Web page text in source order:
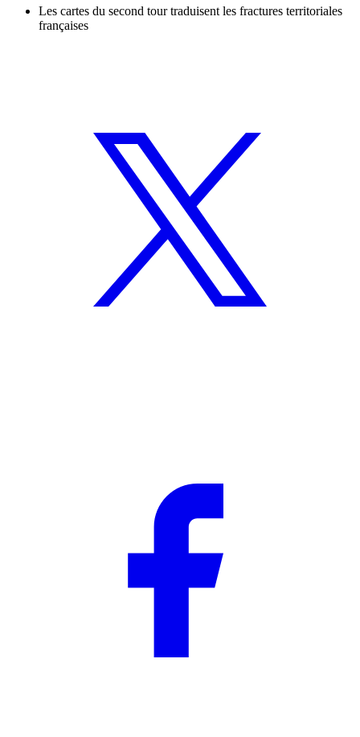
Les cartes du second tour traduisent les fractures territoriales
françaises